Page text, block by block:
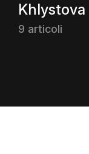
Khlystova
9 articoli